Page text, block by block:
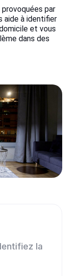
par
aide à identifier
et vous
dans des
la